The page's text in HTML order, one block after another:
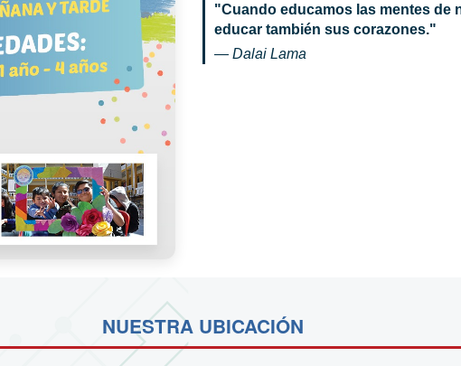
"Cuando educamos las mentes de
educar también sus corazones."
— Dalai Lama
NUESTRA UBICACIÓN